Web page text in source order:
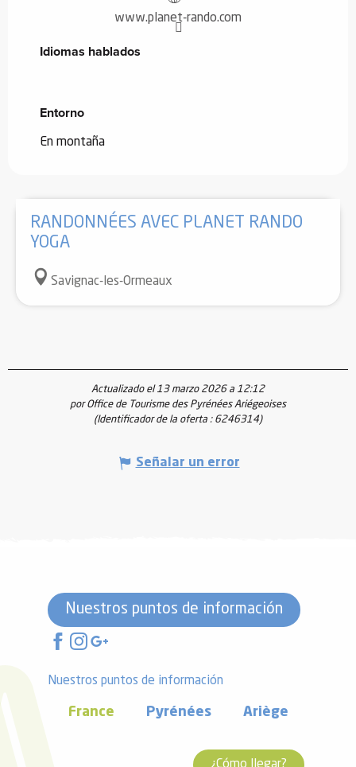
www.planet-rando.com
Idiomas hablados
Idiomas hablados
Entorno
Entorno
En montaña
RANDONNÉES AVEC PLANET RANDO
YOGA
Savignac-les-Ormeaux
Actualizado el 13 marzo 2026 a 12:12
por Office de Tourisme des Pyrénées Ariégeoises
(Identificador de la oferta : 6246314)
Señalar un error
Nuestros puntos de información
Nuestros puntos de información
France Pyrénées Ariège
¿Cómo llegar?